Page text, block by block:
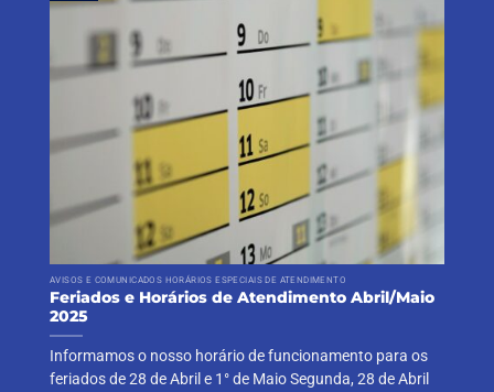
AVISOS E COMUNICADOS HORÁRIOS ESPECIAIS DE ATENDIMENTO
Feriados e Horários de Atendimento Abril/Maio
2025
Informamos o nosso horário de funcionamento para os
feriados de 28 de Abril e 1° de Maio Segunda, 28 de Abril